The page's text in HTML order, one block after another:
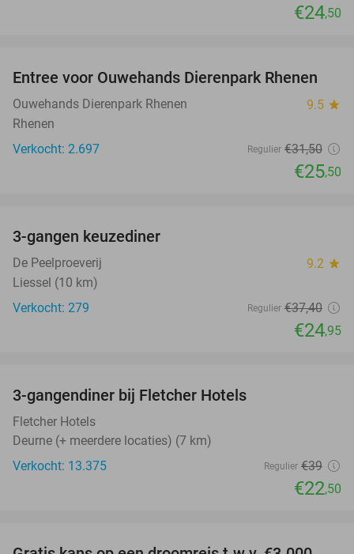
€24,50
19%
TODAY
Entree voor Ouwehands Dierenpark Rhenen
Ouwehands Dierenpark Rhenen 9.5 star
Rhenen
Verkocht: 2.697
Regulier €31,50
€25,50
3-gangen keuzediner
De Peelproeverij 9.2 star
Liessel (10 km)
Verkocht: 279
Regulier €37,40
€24,95
3-gangendiner bij Fletcher Hotels
Fletcher Hotels
Deurne (+ meerdere locaties) (7 km)
Verkocht: 13.375
Regulier €39
€22,50